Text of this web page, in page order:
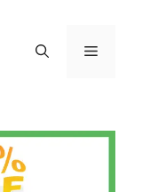
Menu